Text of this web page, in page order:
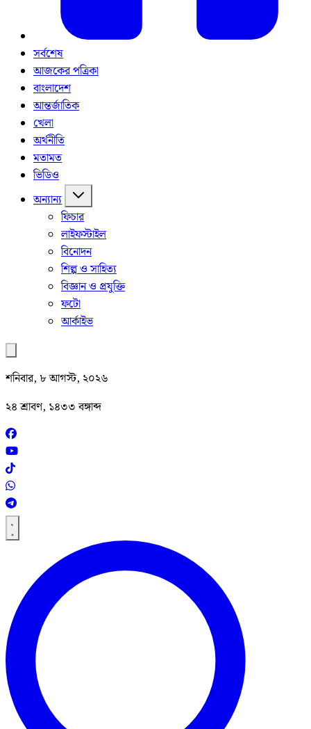
সর্বশেষ
আজকের পত্রিকা
বাংলাদেশ
আন্তর্জাতিক
খেলা
অর্থনীতি
মতামত
ভিডিও
অন্যান্য
ফিচার
লাইফস্টাইল
বিনোদন
শিল্প ও সাহিত্য
বিজ্ঞান ও প্রযুক্তি
ফটো
আর্কাইভ
শনিবার, ৮ আগস্ট, ২০২৬
২৪ শ্রাবণ, ১৪৩৩ বঙ্গাব্দ